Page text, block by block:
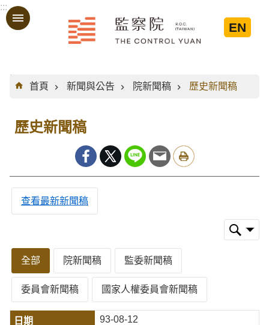
跳到主要內容區塊
:::
EN
:::
首頁
新聞與公告 院新聞稿 歷史新聞稿
歷史新聞稿
查看最新新聞稿
全部 院新聞稿 監委新聞稿
委員會新聞稿 國家人權委員會新聞稿
93-08-12